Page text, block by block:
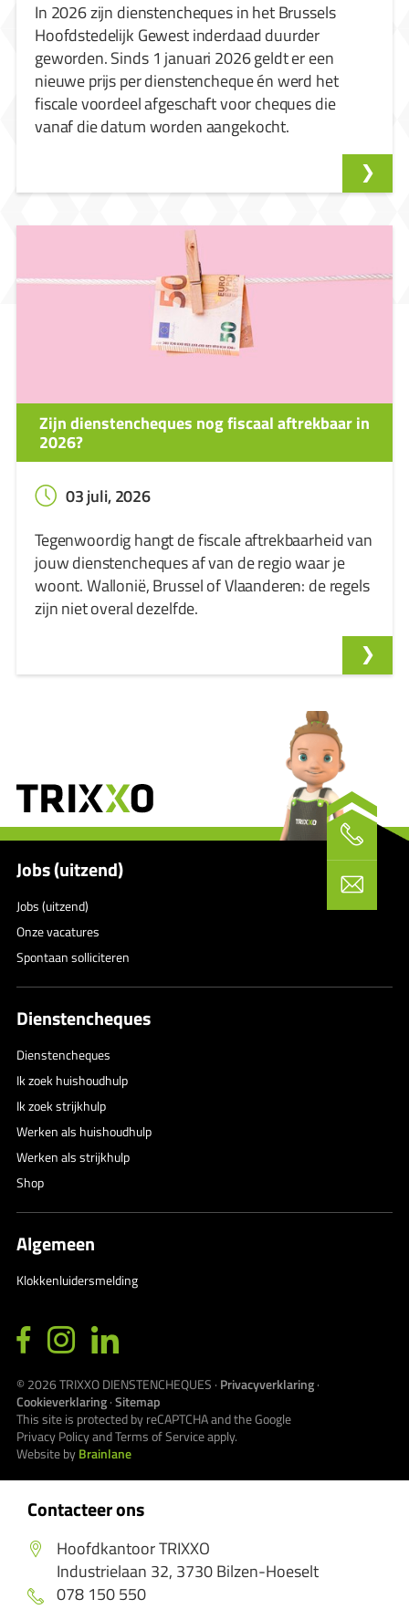
In 2026 zijn dienstencheques in het Brussels
Hoofdstedelijk Gewest inderdaad duurder
geworden. Sinds 1 januari 2026 geldt er een
nieuwe prijs per dienstencheque én werd het
fiscale voordeel afgeschaft voor cheques die
vanaf die datum worden aangekocht.
Zijn dienstencheques nog fiscaal aftrekbaar in
2026?
03 juli, 2026
Tegenwoordig hangt de fiscale aftrekbaarheid van
jouw dienstencheques af van de regio waar je
woont. Wallonië, Brussel of Vlaanderen: de regels
zijn niet overal dezelfde.
Contacteer ons
Hoofdkantoor TRIXXO
Industrielaan 32, 3730 Bilzen-Hoeselt
078 150 550
Jobs (uitzend)
Jobs (uitzend)
Onze vacatures
Spontaan solliciteren
Dienstencheques
Dienstencheques
Ik zoek huishoudhulp
Ik zoek strijkhulp
Werken als huishoudhulp
Werken als strijkhulp
Shop
Algemeen
Klokkenluidersmelding
© 2026TRIXXO DIENSTENCHEQUES · Privacyverklaring·
Cookieverklaring·Sitemap
This site is protected by reCAPTCHA and the Google
Privacy PolicyandTerms of Serviceapply.
Website byBrainlane